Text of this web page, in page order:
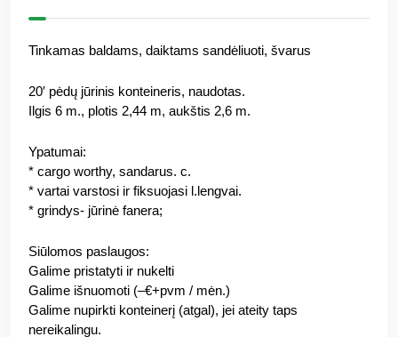
Tinkamas baldams, daiktams sandėliuoti, švarus
20′ pėdų jūrinis konteineris, naudotas.
Ilgis 6 m., plotis 2,44 m, aukštis 2,6 m.
Ypatumai:
* cargo worthy, sandarus. c.
* vartai varstosi ir fiksuojasi l.lengvai.
* grindys- jūrinė fanera;
Siūlomos paslaugos:
Galime pristatyti ir nukelti
Galime išnuomoti (–€+pvm / mėn.)
Galime nupirkti konteinerį (atgal), jei ateity taps
nereikalingu.